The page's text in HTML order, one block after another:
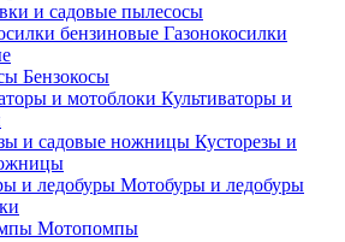
и садовые пылесосы
Газонокосилки
Бензокосы
Культиваторы и
Кусторезы и
Мотобуры и ледобуры
Мотопомпы